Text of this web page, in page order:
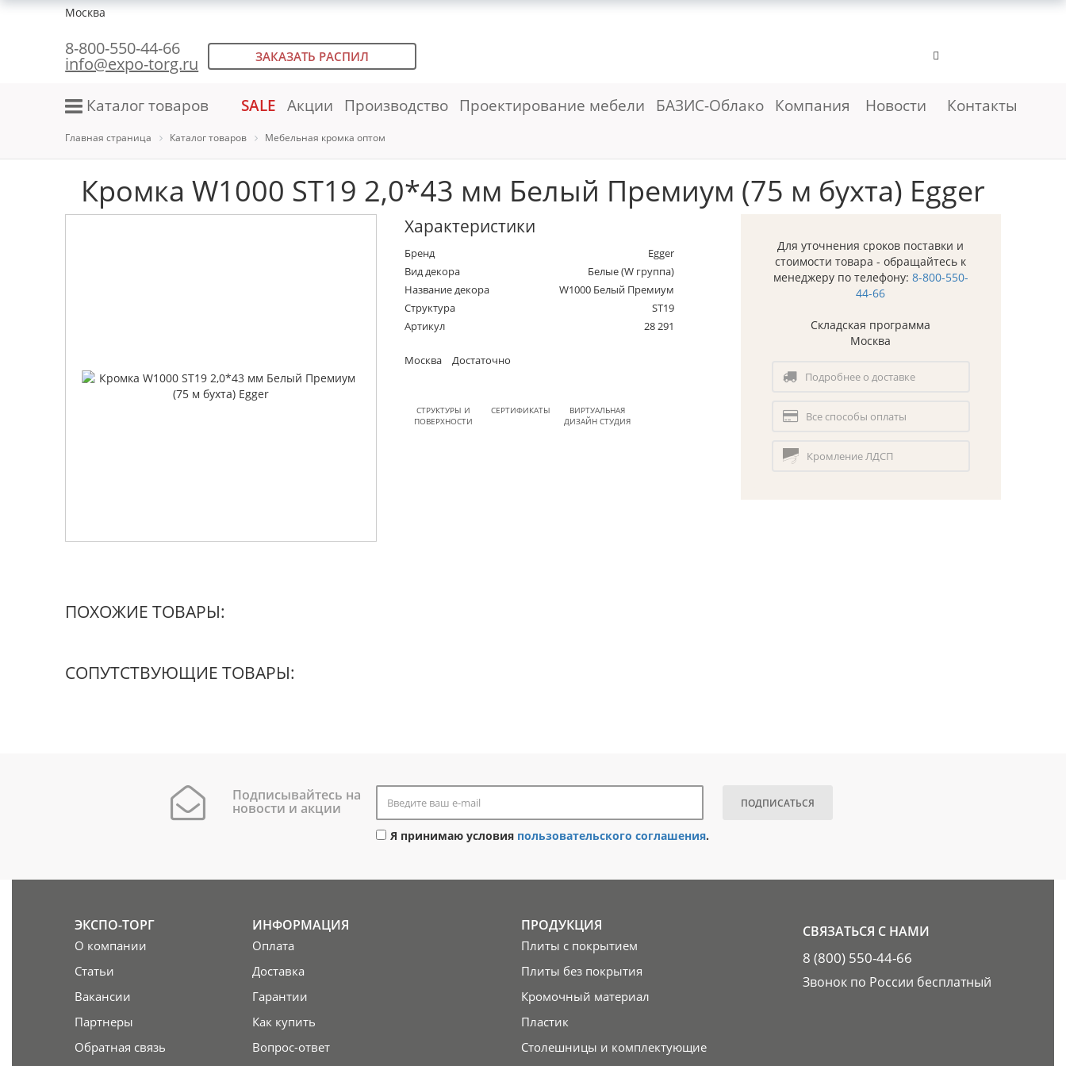
Москва
8-800-550-44-66
info@expo-torg.ru ЗАКАЗАТЬ РАСПИЛ
Каталог товаров SALE Акции Производство Проектирование мебели БАЗИС-Облако Компания Новости Контакты
Главная страница Каталог товаров Мебельная кромка оптом
Кромка W1000 ST19 2,0*43 мм Белый Премиум (75 м бухта) Egger
Характеристики
Бренд
Egger
Вид декора
Белые (W группа)
Название декора
W1000 Белый Премиум
Структура
ST19
Артикул
28 291
Москва Достаточно
СТРУКТУРЫ И
ПОВЕРХНОСТИ
СЕРТИФИКАТЫ
ВИРТУАЛЬНАЯ
ДИЗАЙН СТУДИЯ
Для уточнения сроков поставки и
стоимости товара - обращайтесь к
менеджеру по телефону: 8-800-550-
44-66
Складская программа
Москва
Подробнее о доставке
Все способы оплаты
Кромление ЛДСП
ПОХОЖИЕ ТОВАРЫ:
СОПУТСТВУЮЩИЕ ТОВАРЫ:
Подписывайтесь на
новости и акции ПОДПИСАТЬСЯ
Я принимаю условия пользовательского соглашения.
ЭКСПО-ТОРГ
О компании
Статьи
Вакансии
Партнеры
Обратная связь
ИНФОРМАЦИЯ
Оплата
Доставка
Гарантии
Как купить
Вопрос-ответ
ПРОДУКЦИЯ
Плиты с покрытием
Плиты без покрытия
Кромочный материал
Пластик
Столешницы и комплектующие
СВЯЗАТЬСЯ С НАМИ
8 (800) 550-44-66
Звонок по России бесплатный